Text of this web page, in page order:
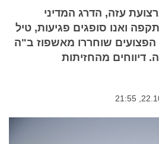
עזה, הדרג המדיני
ואנו סופגים פגיעות, טיל
הפצועים שוחררו מאשפוז ב"ה
דיווחים מהחזיתות